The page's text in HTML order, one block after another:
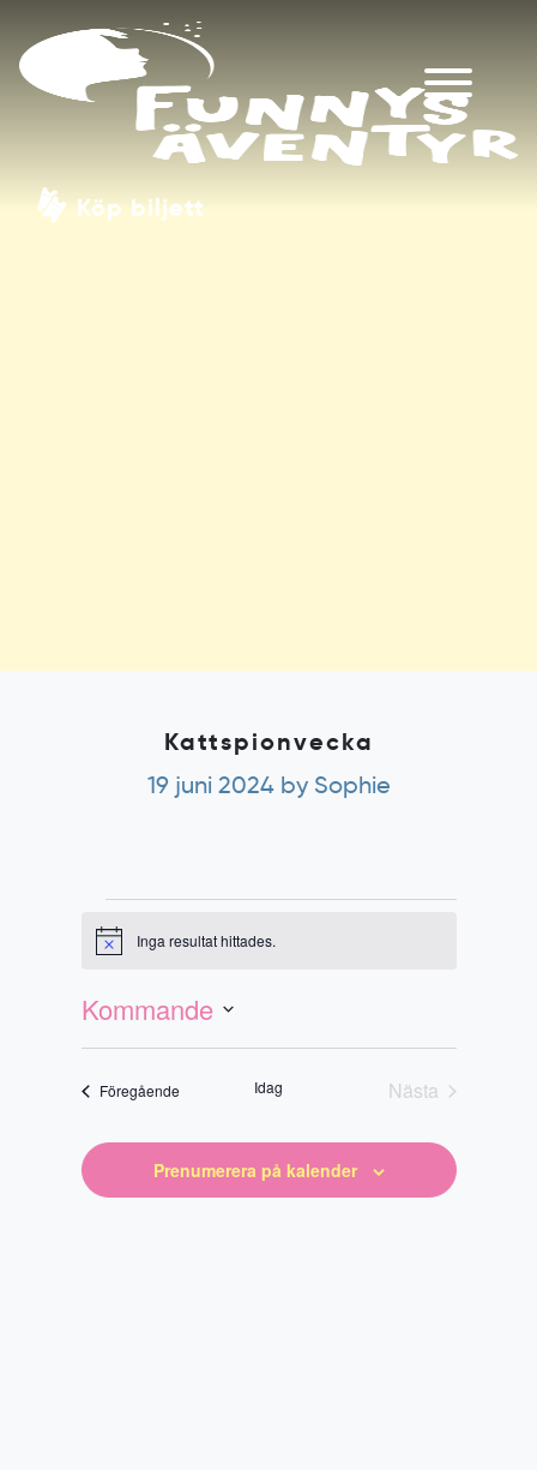
Köp biljett
Kattspionvecka
19 juni 2024 by Sophie
Evenemang
Notis Inga resultat hittades.
Vy-
navigering
Evenemang
vynavigering
Kommande
Välj
FöregåendeEvenemangIdag
Nästa
Prenumerera på kalender